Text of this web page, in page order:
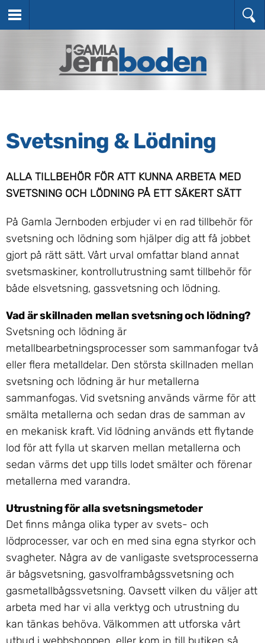
Svetsning & Lödning
ALLA TILLBEHÖR FÖR ATT KUNNA ARBETA MED
SVETSNING OCH LÖDNING PÅ ETT SÄKERT SÄTT
På Gamla Jernboden erbjuder vi en rad tillbehör för
svetsning och lödning som hjälper dig att få jobbet
gjort på rätt sätt. Vårt urval omfattar bland annat
svetsmaskiner, kontrollutrustning samt tillbehör för
både elsvetsning, gassvetsning och lödning.
Vad är skillnaden mellan svetsning och lödning?
Svetsning och lödning är
metallbearbetningsprocesser som sammanfogar två
eller flera metalldelar. Den största skillnaden mellan
svetsning och lödning är hur metallerna
sammanfogas. Vid svetsning används värme för att
smälta metallerna och sedan dras de samman av
en mekanisk kraft. Vid lödning används ett flytande
lod för att fylla ut skarven mellan metallerna och
sedan värms det upp tills lodet smälter och förenar
metallerna med varandra.
Utrustning för alla svetsningsmetoder
Det finns många olika typer av svets- och
lödprocesser, var och en med sina egna styrkor och
svagheter. Några av de vanligaste svetsprocesserna
är bågsvetsning, gasvolframbågssvetsning och
gasmetallbågssvetsning. Oavsett vilken du väljer att
arbeta med har vi alla verktyg och utrustning du
kan tänkas behöva. Välkommen att utforska vårt